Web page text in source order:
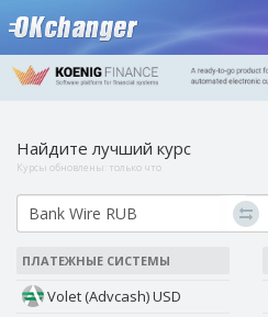
Найдите лучший курс
Курсы обновлены: только что
ПЛАТЕЖНЫЕ СИСТЕМЫ
Volet (Advcash) USD